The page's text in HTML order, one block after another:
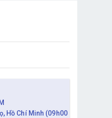
Hồ Chí Minh (09h00